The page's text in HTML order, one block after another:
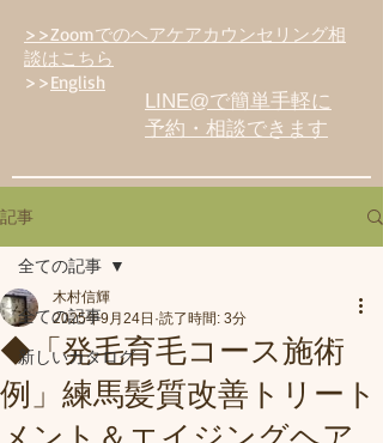
>>Zoomでのヘアケアカウンセリング相
談はこちら
>>English
LINE@で簡単手軽に
予約・相談できます
記事
全ての記事
新しいカタログ
全ての記事
◆「発毛育毛コース施術
例」練馬髪質改善トリート
木村信輝
2025年9月24日 読了時間: 3分